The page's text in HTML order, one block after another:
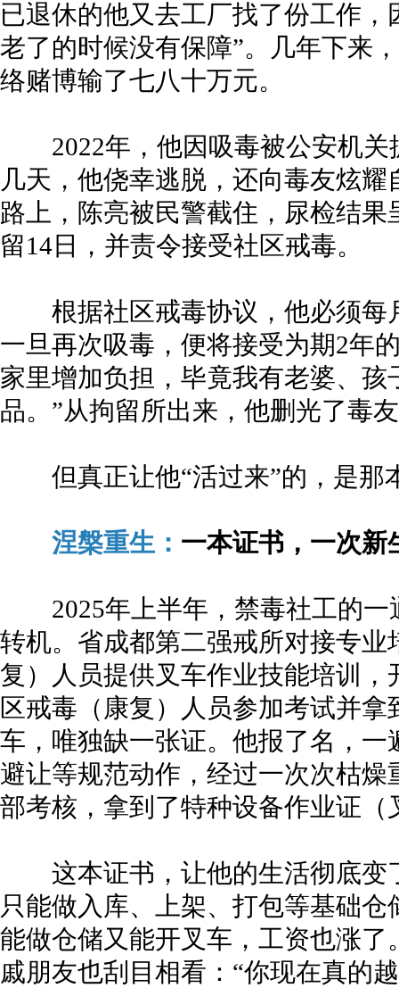
已退休的他又去工厂找了份工作
老了的时候没有保障”。几年下来
络赌博输了七八十万元。
2022年，他因吸毒被公安机关
几天，他侥幸逃脱，还向毒友炫
路上，陈亮被民警截住，尿检结
留14日，并责令接受社区戒毒。
根据社区戒毒协议，他必须每
一旦再次吸毒，便将接受为期2年
家里增加负担，毕竟我有老婆、
品。”从拘留所出来，他删光了毒
但真正让他“活过来”的，是那
涅槃重生： 一本证书，一次新
2025年上半年，禁毒社工的一
转机。省成都第二强戒所对接专
复）人员提供叉车作业技能培训
区戒毒（康复）人员参加考试并
车，唯独缺一张证。他报了名，
避让等规范动作，经过一次次枯
部考核，拿到了特种设备作业证（
这本证书，让他的生活彻底变
只能做入库、上架、打包等基础
能做仓储又能开叉车，工资也涨了
戚朋友也刮目相看：“你现在真的